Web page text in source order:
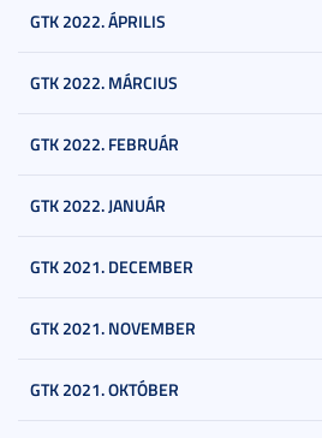
GTK 2022. ÁPRILIS
GTK 2022. MÁRCIUS
GTK 2022. FEBRUÁR
GTK 2022. JANUÁR
GTK 2021. DECEMBER
GTK 2021. NOVEMBER
GTK 2021. OKTÓBER